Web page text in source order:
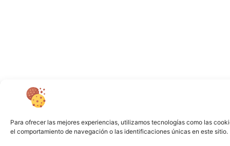
Para ofrecer las mejores experiencias, utilizamos tecnologías como las
el comportamiento de navegación o las identificaciones únicas en este